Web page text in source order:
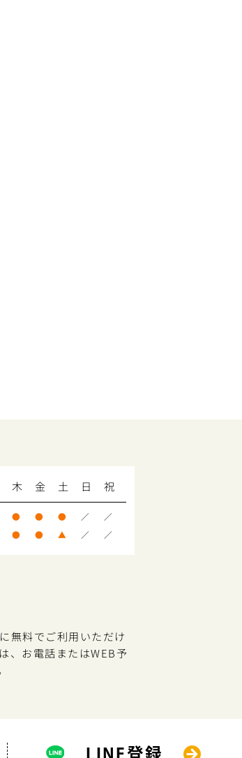
木 金 土 日
祝
● ● ● ／ ／
● ● ▲ ／ ／
無料でご利用いただけ
、お電話またはWEB予
LINE登録